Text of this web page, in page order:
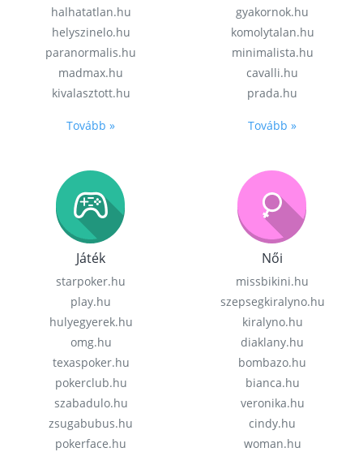
halhatatlan.hu
helyszinelo.hu
paranormalis.hu
madmax.hu
kivalasztott.hu
Tovább »
gyakornok.hu
komolytalan.hu
minimalista.hu
cavalli.hu
prada.hu
Tovább »
Játék
starpoker.hu
play.hu
hulyegyerek.hu
omg.hu
texaspoker.hu
pokerclub.hu
szabadulo.hu
zsugabubus.hu
pokerface.hu
Női
missbikini.hu
szepsegkiralyno.hu
kiralyno.hu
diaklany.hu
bombazo.hu
bianca.hu
veronika.hu
cindy.hu
woman.hu